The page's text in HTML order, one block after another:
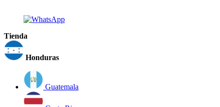
Tienda
Honduras
Guatemala